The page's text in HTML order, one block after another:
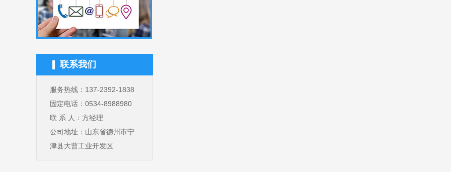
联系我们
服务热线：137-2392-1838
固定电话：0534-8988980
联 系 人：方经理
公司地址：山东省德州市宁
津县大曹工业开发区